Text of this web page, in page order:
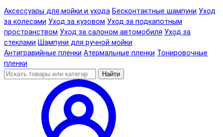
Аксессуары для мойки и ухода Бесконтактные шампуни Уход
за колесами Уход за кузовом Уход за подкапотным
пространством Уход за салоном автомобиля Уход за
стеклами Шампуни для ручной мойки
Антигравийные пленки Атермальные пленки Тонировочные
пленки
Найти